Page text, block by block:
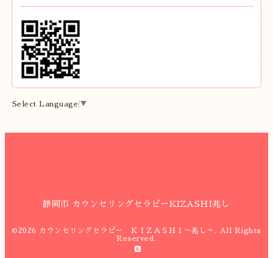
Select Language ▼
静岡市 カウンセリングセラピーKIZASHI兆し
©2026 カウンセリングセラピー ＫＩＺＡＳＨＩ～兆し～ . All Rights
Reserved.